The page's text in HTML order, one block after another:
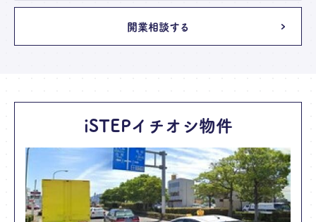
開業相談する
iSTEPイチオシ物件